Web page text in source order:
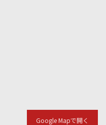
Google Mapで開く